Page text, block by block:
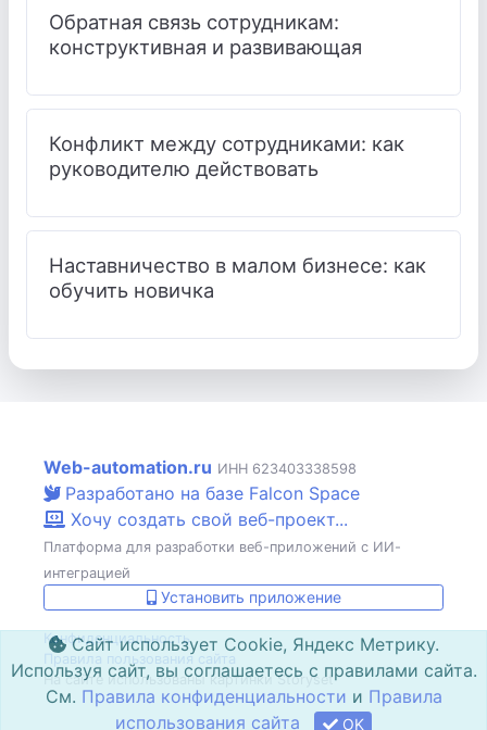
Обратная связь сотрудникам:
конструктивная и развивающая
Конфликт между сотрудниками: как
руководителю действовать
Наставничество в малом бизнесе: как
обучить новичка
Web-automation.ru ИНН 623403338598
Разработано на базе Falcon Space
Хочу создать свой веб-проект...
Платформа для разработки веб-приложений с ИИ-
интеграцией
Установить приложение
Конфиденциальность
Правила пользования сайта
На сайте использованы картинки Storyset
Сайт использует Cookie, Яндекс Метрику.
Используя сайт, вы соглашаетесь с правилами сайта.
См. Правила конфиденциальности и Правила
использования сайта
OK